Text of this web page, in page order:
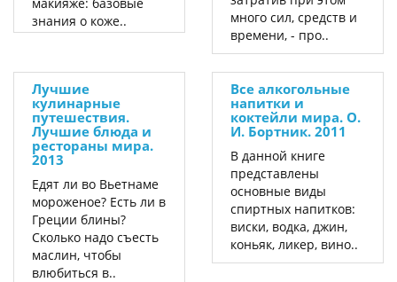
знания о коже..
много сил, средств и
времени, - про..
Лучшие
кулинарные
путешествия.
Лучшие блюда и
рестораны мира.
2013
Едят ли во Вьетнаме
мороженое? Есть ли в
Греции блины?
Сколько надо съесть
маслин, чтобы
влюбиться в..
Все алкогольные
напитки и
коктейли мира. О.
И. Бортник. 2011
В данной книге
представлены
основные виды
спиртных напитков:
виски, водка, джин,
коньяк, ликер, вино..